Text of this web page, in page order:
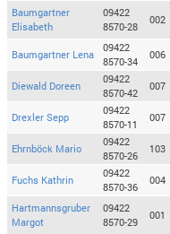
Baumgartner
Elisabeth
09422
8570-28
002
Baumgartner Lena
09422
8570-34
006
Diewald Doreen
09422
8570-42
007
Drexler Sepp
09422
8570-11
007
Ehrnböck Mario
09422
8570-26
103
Fuchs Kathrin
09422
8570-36
004
Hartmannsgruber
Margot
09422
8570-29
001